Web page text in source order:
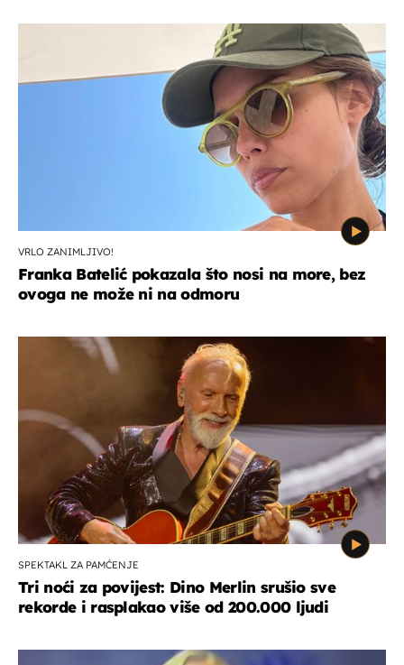
VRLO ZANIMLJIVO!
Franka Batelić pokazala što nosi na more, bez
ovoga ne može ni na odmoru
SPEKTAKL ZA PAMĆENJE
Tri noći za povijest: Dino Merlin srušio sve
rekorde i rasplakao više od 200.000 ljudi